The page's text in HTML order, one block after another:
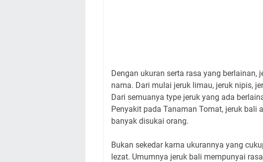
Dengan ukuran serta rasa yang berlainan,
nama. Dari mulai jeruk limau, jeruk nipis,
Dari semuanya type jeruk yang ada
Penyakit pada Tanaman Tomat, jeruk bali
banyak disukai orang.
Bukan sekedar karna ukurannya yang
lezat. Umumnya jeruk bali mempunyai